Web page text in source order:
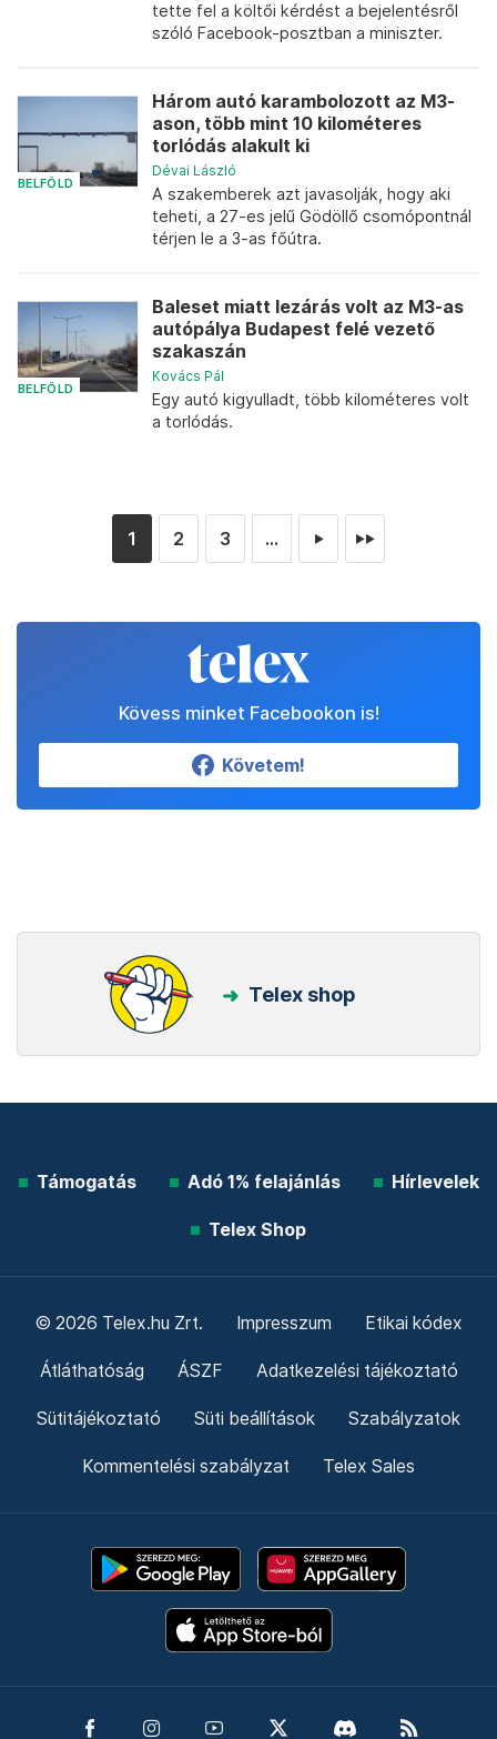
tette fel a költői kérdést a bejelentésről
szóló Facebook-posztban a miniszter.
BELFÖLD
Három autó karambolozott az M3-
ason, több mint 10 kilométeres
torlódás alakult ki
Dévai László
A szakemberek azt javasolják, hogy aki
teheti, a 27-es jelű Gödöllő csomópontnál
térjen le a 3-as főútra.
BELFÖLD
Baleset miatt lezárás volt az M3-as
autópálya Budapest felé vezető
szakaszán
Kovács Pál
Egy autó kigyulladt, több kilométeres volt
a torlódás.
1 2 3 ... ► ►►
Kövess minket Facebookon is!
Követem!
Telex shop
Támogatás Adó 1% felajánlás Hírlevelek
Telex Shop
© 2026 Telex.hu Zrt. Impresszum Etikai kódex
Átláthatóság ÁSZF Adatkezelési tájékoztató
Sütitájékoztató Süti beállítások Szabályzatok
Kommentelési szabályzat Telex Sales